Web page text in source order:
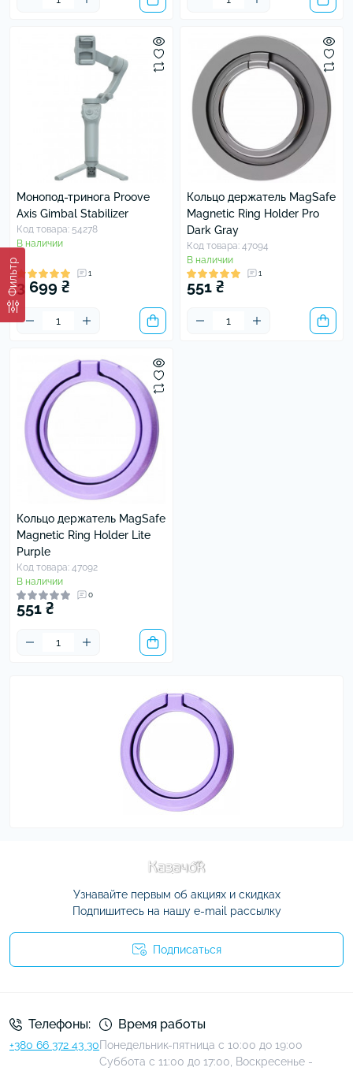
Фильтр
Монопод-тринога Proove
Axis Gimbal Stabilizer
Код товара: 54278
В наличии
1
3 699 ₴
Кольцо держатель MagSafe
Magnetic Ring Holder Pro
Dark Gray
Код товара: 47094
В наличии
1
551 ₴
Кольцо держатель MagSafe
Magnetic Ring Holder Lite
Purple
Код товара: 47092
В наличии
0
551 ₴
Узнавайте первым об акциях и скидках
Подпишитесь на нашу e-mail рассылку
Подписаться
Телефоны:
+380 66 372 43 30
Время работы
Понедельник-пятница с 10:00 до 19:00
Суббота с 11:00 до 17:00, Воскресенье -